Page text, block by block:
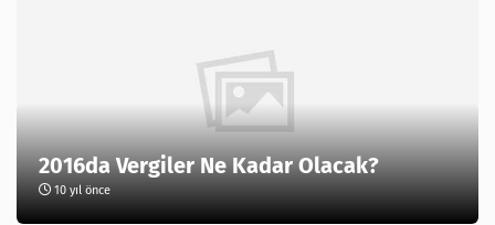
2016da Vergiler Ne Kadar Olacak?
10 yıl önce